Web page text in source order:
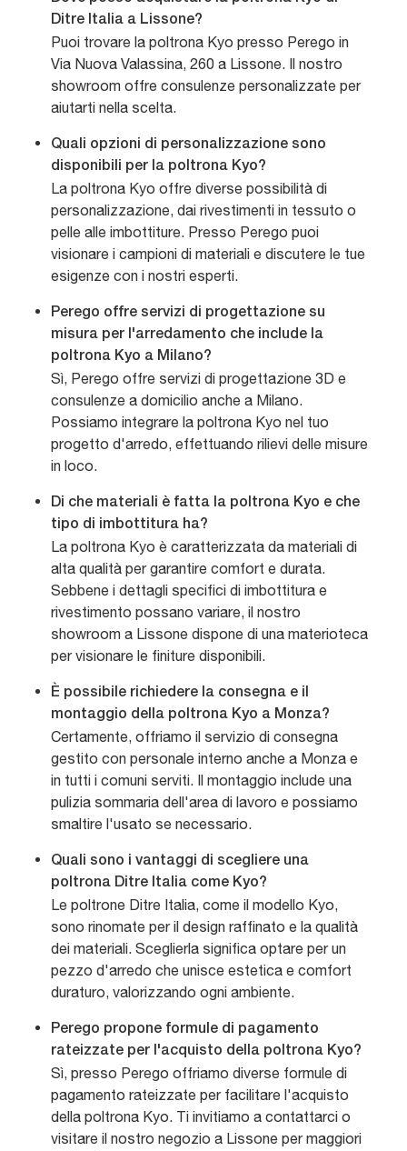
Ditre Italia a Lissone?
Puoi trovare la poltrona Kyo presso Perego in
Via Nuova Valassina, 260 a Lissone. Il nostro
showroom offre consulenze personalizzate per
aiutarti nella scelta.
Quali opzioni di personalizzazione sono
disponibili per la poltrona Kyo?
La poltrona Kyo offre diverse possibilità di
personalizzazione, dai rivestimenti in tessuto o
pelle alle imbottiture. Presso Perego puoi
visionare i campioni di materiali e discutere le tue
esigenze con i nostri esperti.
Perego offre servizi di progettazione su
misura per l'arredamento che include la
poltrona Kyo a Milano?
Sì, Perego offre servizi di progettazione 3D e
consulenze a domicilio anche a Milano.
Possiamo integrare la poltrona Kyo nel tuo
progetto d'arredo, effettuando rilievi delle misure
in loco.
Di che materiali è fatta la poltrona Kyo e che
tipo di imbottitura ha?
La poltrona Kyo è caratterizzata da materiali di
alta qualità per garantire comfort e durata.
Sebbene i dettagli specifici di imbottitura e
rivestimento possano variare, il nostro
showroom a Lissone dispone di una materioteca
per visionare le finiture disponibili.
È possibile richiedere la consegna e il
montaggio della poltrona Kyo a Monza?
Certamente, offriamo il servizio di consegna
gestito con personale interno anche a Monza e
in tutti i comuni serviti. Il montaggio include una
pulizia sommaria dell'area di lavoro e possiamo
smaltire l'usato se necessario.
Quali sono i vantaggi di scegliere una
poltrona Ditre Italia come Kyo?
Le poltrone Ditre Italia, come il modello Kyo,
sono rinomate per il design raffinato e la qualità
dei materiali. Sceglierla significa optare per un
pezzo d'arredo che unisce estetica e comfort
duraturo, valorizzando ogni ambiente.
Perego propone formule di pagamento
rateizzate per l'acquisto della poltrona Kyo?
Sì, presso Perego offriamo diverse formule di
pagamento rateizzate per facilitare l'acquisto
della poltrona Kyo. Ti invitiamo a contattarci o
visitare il nostro negozio a Lissone per maggiori